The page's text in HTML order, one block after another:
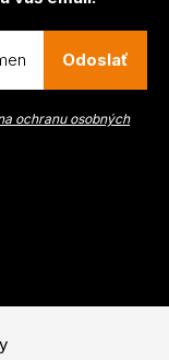
Odoslať
ochranu osobných